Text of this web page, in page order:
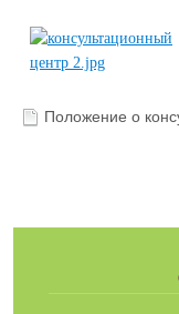
Положение о